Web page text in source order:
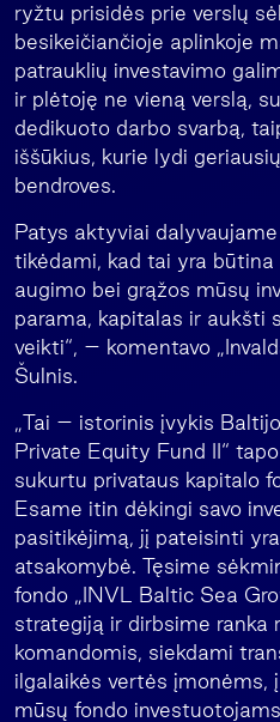
ryžtu prisidės prie verslų
besikeičiančioje aplinkoje
patrauklių investavimo
ir plėtoję ne vieną verslą,
dedikuoto darbo svarbą,
iššūkius, kurie lydi
bendroves.
Patys aktyviai
tikėdami, kad tai yra
augimo bei grąžos mūsų
parama, kapitalas ir aukšti
veikti“, – komentavo
Šulnis.
„Tai – istorinis įvykis
Private Equity Fund II“
sukurtu privataus kapitalo
Esame itin dėkingi savo
pasitikėjimą, jį pateisinti
atsakomybė. Tęsime
fondo „INVL Baltic Sea
strategiją ir dirbsime ranka
komandomis, siekdami
ilgalaikės vertės įmonėms,
mūsų fondo